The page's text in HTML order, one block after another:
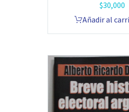
$30,000
Añadir al